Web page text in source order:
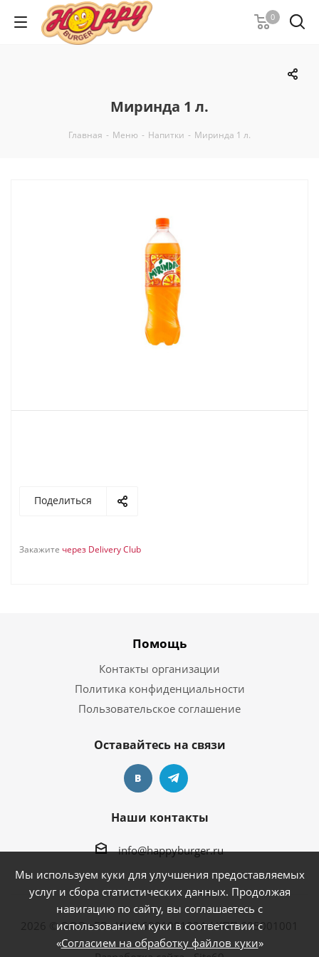
0
Миринда 1 л.
Главная - Меню - Напитки - Миринда 1 л.
Поделиться
Закажите через Delivery Club
Помощь
Контакты организации
Политика конфиденциальности
Пользовательское соглашение
Оставайтесь на связи
Наши контакты
info@happyburger.ru
2026 © ООО «БВ» ИНН 6901081824 / КПП 695001001
Мы используем куки для улучшения предоставляемых
услуг и сбора статистических данных. Продолжая
навигацию по сайту, вы соглашаетесь с
использованием куки в соответствии с
«Согласием на обработку файлов куки»